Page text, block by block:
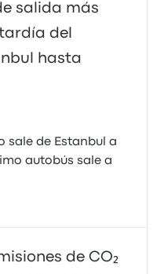
salida más
del
hasta
sale de Estanbul a
autobús sale a
de CO₂